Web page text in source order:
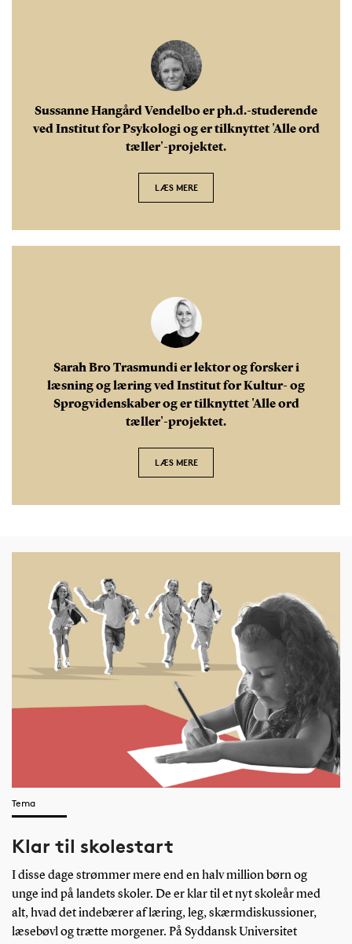
Sussanne Hangård Vendelbo er ph.d.-studerende
ved Institut for Psykologi og er tilknyttet 'Alle ord
tæller'-projektet.
LÆS MERE
Sarah Bro Trasmundi er lektor og forsker i
læsning og læring ved Institut for Kultur- og
Sprogvidenskaber og er tilknyttet 'Alle ord
tæller'-projektet.
LÆS MERE
Tema
Klar til skolestart
I disse dage strømmer mere end en halv million børn og
unge ind på landets skoler. De er klar til et nyt skoleår med
alt, hvad det indebærer af læring, leg, skærmdiskussioner,
læsebøvl og trætte morgener. På Syddansk Universitet